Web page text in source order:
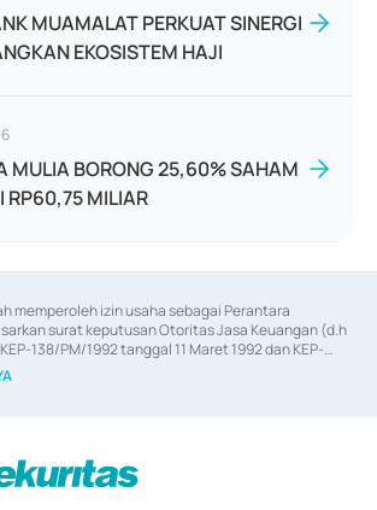
MUAMALAT PERKUAT SINERGI
EKOSISTEM HAJI
MULIA BORONG 25,60% SAHAM
RP60,75 MILIAR
memperoleh izin usaha sebagai Perantara
surat keputusan Otoritas Jasa Keuangan (d.h
138/PM/1992 tanggal 11 Maret 1992 dan KEP-
Februari 2014, izin usaha sebagai Penjamin Emisi
keputusan Otoritas Jasa Keuangan Nomor KEP-
Otoritas Jasa Keuangan Nomor S-
3 Februari 2017, dan beberapa izin usaha lainnya